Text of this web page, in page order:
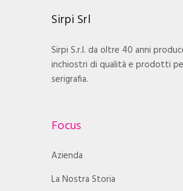
Sirpi Srl
Sirpi S.r.l. da oltre 40 anni
inchiostri di qualità e prodotti
serigrafia.
Focus
Azienda
La Nostra Storia